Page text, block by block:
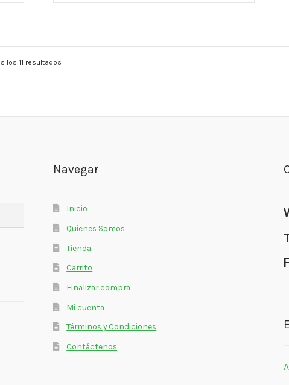
los 11 resultados
Navegar
Inicio
Quienes Somos
Tienda
Carrito
Finalizar compra
Mi cuenta
Términos y Condiciones
Contáctenos